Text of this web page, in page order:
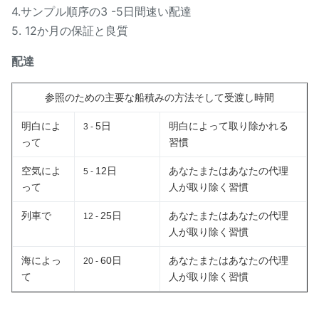
4.サンプル順序の3 -5日間速い配達
5. 12か月の保証と良質
配達
参照のための主要な船積みの方法そして受渡し時間
明白によ
って
3 - 5日
明白によって取り除かれる
習慣
空気によ
って
5 - 12日
あなたまたはあなたの代理
人が取り除く習慣
列車で 12 - 25日
あなたまたはあなたの代理
人が取り除く習慣
海によっ
て
20 - 60日
あなたまたはあなたの代理
人が取り除く習慣